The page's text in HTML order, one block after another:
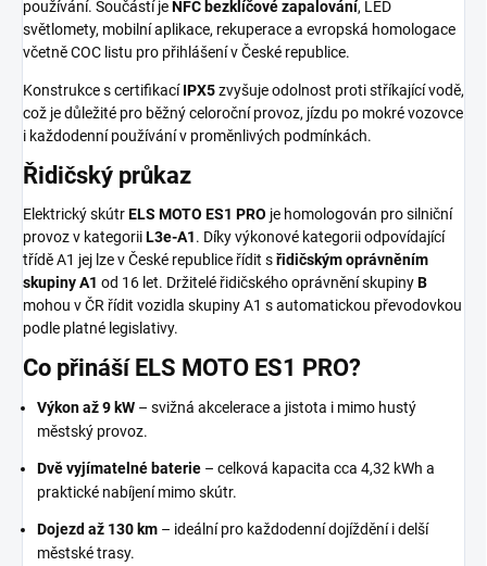
používání. Součástí jeNFC bezklíčové zapalování, LED
světlomety, mobilní aplikace, rekuperace a evropská homologace
včetně COC listu pro přihlášení v České republice.
Konstrukce s certifikacíIPX5zvyšuje odolnost proti stříkající vodě,
což je důležité pro běžný celoroční provoz, jízdu po mokré vozovce
i každodenní používání v proměnlivých podmínkách.
Řidičský průkaz
Elektrický skútrELS MOTO ES1 PRO je homologován pro silniční
provoz v kategoriiL3e-A1. Díky výkonové kategorii odpovídající
třídě A1 jej lze v České republice řídit sřidičským oprávněním
skupiny A1 od 16 let. Držitelé řidičského oprávnění skupinyB
mohou v ČR řídit vozidla skupiny A1 s automatickou převodovkou
podle platné legislativy.
Co přináší ELS MOTO ES1 PRO?
Výkon až 9 kW– svižná akcelerace a jistota i mimo hustý
městský provoz.
Dvě vyjímatelné baterie– celková kapacita cca 4,32 kWh a
praktické nabíjení mimo skútr.
Dojezd až 130 km– ideální pro každodenní dojíždění i delší
městské trasy.